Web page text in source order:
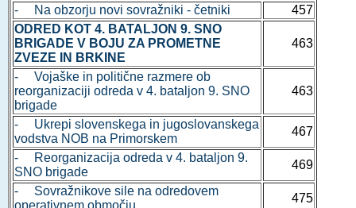
- Na obzorju novi sovražniki - četniki
457
ODRED KOT 4. BATALJON 9. SNO
BRIGADE V BOJU ZA PROMETNE
ZVEZE IN BRKINE
463
- Vojaške in politične razmere ob
reorganizaciji odreda v 4. bataljon 9. SNO
brigade
463
- Ukrepi slovenskega in jugoslovanskega
vodstva NOB na Primorskem
467
- Reorganizacija odreda v 4. bataljon 9.
SNO brigade
469
- Sovražnikove sile na odredovem
operativnem območju
475